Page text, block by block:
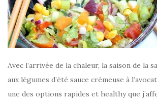
Avec l’arrivée de la chaleur, la saison de la
aux légumes d’été sauce crémeuse à
une des options rapides et healthy que